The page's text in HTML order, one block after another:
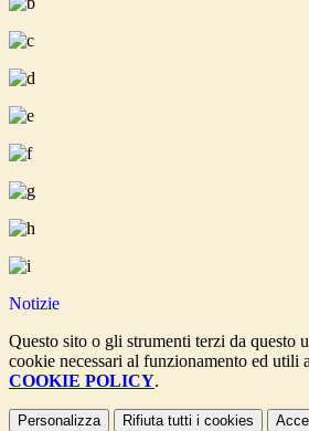
Notizie
Questo sito o gli strumenti terzi da questo
cookie necessari al funzionamento ed utili
COOKIE POLICY.
Personalizza Rifiuta tutti i cookies